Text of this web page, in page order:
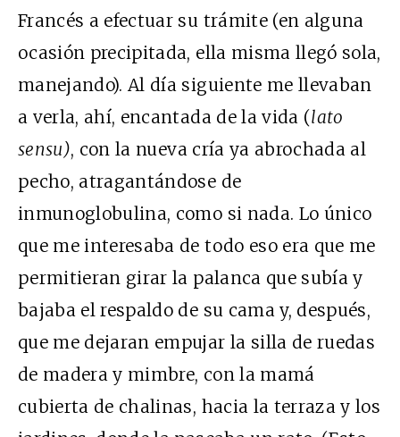
Francés a efectuar su trámite (en alguna
ocasión precipitada, ella misma llegó sola,
manejando). Al día siguiente me llevaban
a verla, ahí, encantada de la vida (lato
sensu), con la nueva cría ya abrochada al
pecho, atragantándose de
inmunoglobulina, como si nada. Lo único
que me interesaba de todo eso era que me
permitieran girar la palanca que subía y
bajaba el respaldo de su cama y, después,
que me dejaran empujar la silla de ruedas
de madera y mimbre, con la mamá
cubierta de chalinas, hacia la terraza y los